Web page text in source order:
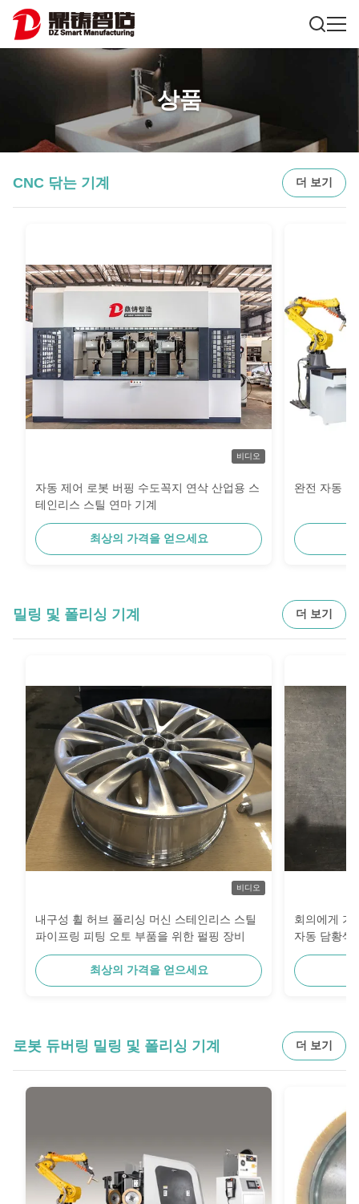
상품
CNC 닦는 기계 더 보기
비디오
자동 제어 로봇 버핑 수도꼭지 연삭 산업용 스
테인리스 스틸 연마 기계
최상의 가격을 얻으세요
완전 자동
밀링 및 폴리싱 기계 더 보기
비디오
내구성 휠 허브 폴리싱 머신 스테인리스 스틸
파이프링 피팅 오토 부품을 위한 펄핑 장비
최상의 가격을 얻으세요
회의에게 가
자동 담황색
로봇 듀버링 밀링 및 폴리싱 기계 더 보기